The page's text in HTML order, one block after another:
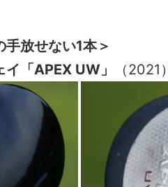
手放せない1本＞
イ「APEX UW」
（2021